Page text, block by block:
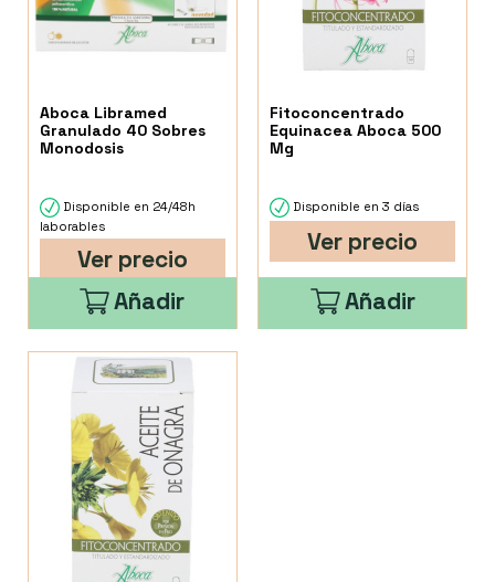
Aboca Libramed
Granulado 40 Sobres
Monodosis
Disponible en 24/48h
laborables
Ver precio
Añadir
Fitoconcentrado
Equinacea Aboca 500
Mg
Disponible en 3 días
Ver precio
Añadir